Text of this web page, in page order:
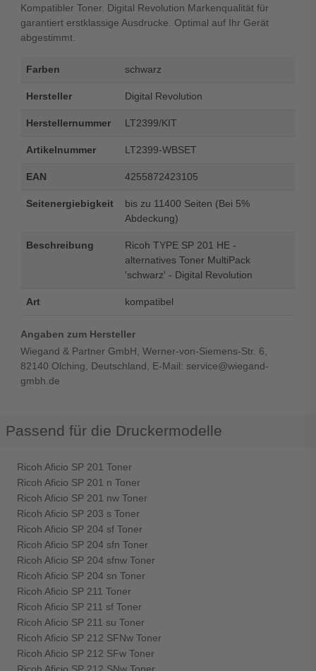
Kompatibler Toner. Digital Revolution Markenqualität für
garantiert erstklassige Ausdrucke. Optimal auf Ihr Gerät
abgestimmt.
Farben schwarz
Hersteller Digital Revolution
Herstellernummer LT2399/KIT
Artikelnummer LT2399-WBSET
EAN 4255872423105
Seitenergiebigkeit
bis zu 11400 Seiten (Bei 5%
Abdeckung)
Beschreibung
Ricoh TYPE SP 201 HE -
alternatives Toner MultiPack
'schwarz' - Digital Revolution
Art kompatibel
Angaben zum Hersteller
Wiegand & Partner GmbH, Werner-von-Siemens-Str. 6,
82140 Olching, Deutschland, E-Mail: service@wiegand-
gmbh.de
Passend für die Druckermodelle
Ricoh Aficio SP 201 Toner
Ricoh Aficio SP 201 n Toner
Ricoh Aficio SP 201 nw Toner
Ricoh Aficio SP 203 s Toner
Ricoh Aficio SP 204 sf Toner
Ricoh Aficio SP 204 sfn Toner
Ricoh Aficio SP 204 sfnw Toner
Ricoh Aficio SP 204 sn Toner
Ricoh Aficio SP 211 Toner
Ricoh Aficio SP 211 sf Toner
Ricoh Aficio SP 211 su Toner
Ricoh Aficio SP 212 SFNw Toner
Ricoh Aficio SP 212 SFw Toner